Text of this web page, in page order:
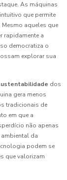
As máquinas
que permite
aqueles que
rapidamente a
democratiza o
explorar sua
dos
gera menos
tradicionais de
em que a
não apenas
da
podem se
que valorizam